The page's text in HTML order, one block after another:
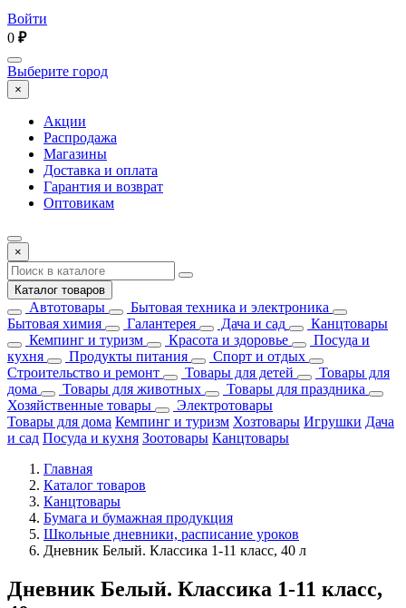
Войти
0 ₽
Выберите город
×
Акции
Распродажа
Магазины
Доставка и оплата
Гарантия и возврат
Оптовикам
×
Каталог товаров
Автотовары
Бытовая техника и электроника
Бытовая химия
Галантерея Дача и сад
Канцтовары
Кемпинг и туризм
Красота и здоровье
Посуда и
кухня
Продукты питания
Спорт и отдых
Строительство и ремонт
Товары для детей
Товары для
дома
Товары для животных
Товары для праздника
Хозяйственные товары
Электротовары
Товары для дома Кемпинг и туризм Хозтовары Игрушки Дача
и сад Посуда и кухня Зоотовары Канцтовары
Главная
Каталог товаров
Канцтовары
Бумага и бумажная продукция
Школьные дневники, расписание уроков
Дневник Белый. Классика 1-11 класс, 40 л
Дневник Белый. Классика 1-11 класс,